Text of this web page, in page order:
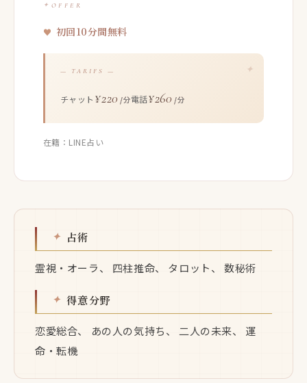
OFFER
初回10分間無料
— TARIFS —
チャット ¥220 /分電話¥260 /分
在籍：LINE占い
占術
霊視・オーラ、 四柱推命、 タロット、 数秘術
得意分野
恋愛総合、 あの人の気持ち、 二人の未来、 運
命・転機